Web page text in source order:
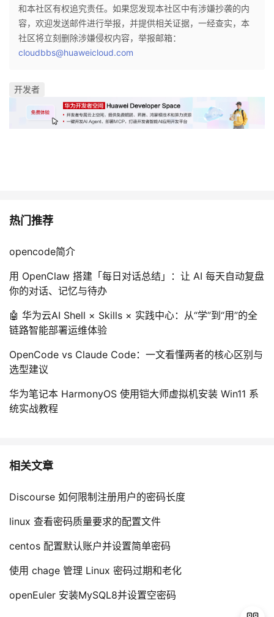
和本社区有权追究责任。如果您发现本社区中有涉嫌抄袭的内
容，欢迎发送邮件进行举报，并提供相关证据，一经查实，本
社区将立刻删除涉嫌侵权内容，举报邮箱：
cloudbbs@huaweicloud.com
开发者
热门推荐
opencode简介
用 OpenClaw 搭建「每日对话总结」：让 AI 每天自动复盘
你的对话、记忆与待办
🤖 华为云AI Shell × Skills × 实践中心：从“学”到“用”的全
链路智能部署运维体验
OpenCode vs Claude Code：一文看懂两者的核心区别与
选型建议
华为笔记本 HarmonyOS 使用铠大师虚拟机安装 Win11 系
统实战教程
相关文章
Discourse 如何限制注册用户的密码长度
linux 查看密码质量要求的配置文件
centos 配置默认账户并设置简单密码
使用 chage 管理 Linux 密码过期和老化
openEuler 安装MySQL8并设置空密码